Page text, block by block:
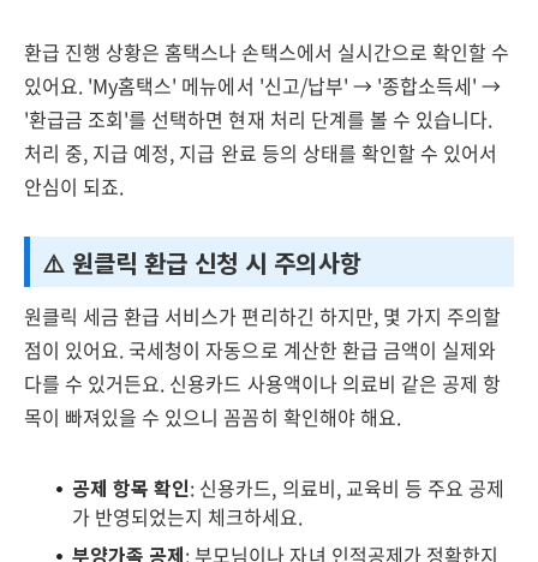
환급 진행 상황은 홈택스나 손택스에서 실시간으로 확인할 수
있어요. 'My홈택스' 메뉴에서 '신고/납부' → '종합소득세' →
'환급금 조회'를 선택하면 현재 처리 단계를 볼 수 있습니다.
처리 중, 지급 예정, 지급 완료 등의 상태를 확인할 수 있어서
안심이 되죠.
⚠️ 원클릭 환급 신청 시 주의사항
원클릭 세금 환급 서비스가 편리하긴 하지만, 몇 가지 주의할
점이 있어요. 국세청이 자동으로 계산한 환급 금액이 실제와
다를 수 있거든요. 신용카드 사용액이나 의료비 같은 공제 항
목이 빠져있을 수 있으니 꼼꼼히 확인해야 해요.
공제 항목 확인: 신용카드, 의료비, 교육비 등 주요 공제
가 반영되었는지 체크하세요.
부양가족 공제: 부모님이나 자녀 인적공제가 정확한지